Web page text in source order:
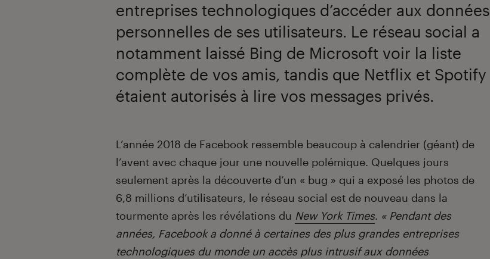
entreprises technologiques d’accéder aux données
personnelles de ses utilisateurs. Le réseau social a
notamment laissé Bing de Microsoft voir la liste
complète de vos amis, tandis que Netflix et Spotify
étaient autorisés à lire vos messages privés.
Introduction
L’année 2018 de Facebook ressemble beaucoup à calendrier (géant) de
l’avent avec chaque jour une nouvelle polémique. Quelques jours
seulement après la découverte d’un « bug » qui a exposé les photos de
6,8 millions d’utilisateurs, le réseau social est de nouveau dans la
tourmente après les révélations du New York Times. « Pendant des
années, Facebook a donné à certaines des plus grandes entreprises
technologiques du monde un accès plus intrusif aux données